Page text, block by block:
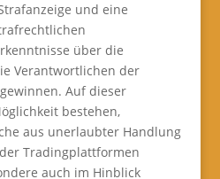
und eine
über die
Verantwortlichen der
Auf dieser
bestehen,
aus unerlaubter Handlung
Tradingplattformen
auch im Hinblick